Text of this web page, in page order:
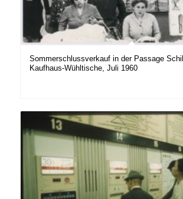
Sommerschlussverkauf in der Passage
Kaufhaus-Wühltische, Juli 1960